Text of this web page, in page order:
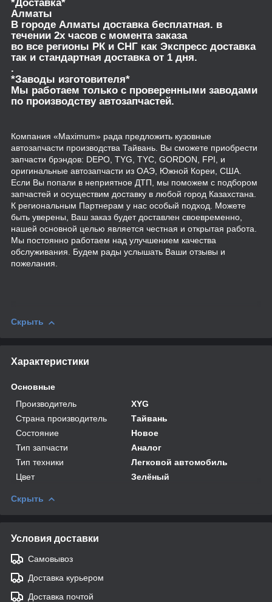
*Доставка*
Алматы
В городе Алматы доставка бесплатная. в
течении 2х часов с момента заказа
во все регионы РК и СНГ как Экспресс доставка
так и стандартная доставка от 1 дня.
.
*Заводы изготовителя*
Мы работаем только с проверенными заводами
по производству автозапчастей.
Компания «Maximum» рада предложить кузовные
автозапчасти производства Тайвань. Вы сможете приобрести
запчасти брэндов: DEPO, TYG, TYC, GORDON, FPI, и
оригинальные автозапчасти из ОАЭ, Южной Кореи, США.
Если Вы попали в неприятное ДТП, мы поможем с подбором
запчастей и осуществим доставку в любой город Казахстана.
К региональным Партнерам у нас особый подход. Можете
быть уверены, Ваш заказ будет доставлен своевременно,
нашей основной целью является честная и открытая работа.
Мы постоянно работаем над улучшением качества
обслуживания. Будем рады услышать Ваши отзывы и
пожелания.
Скрыть
Характеристики
Основные
Производитель
XYG
Страна производитель
Тайвань
Состояние
Новое
Тип запчасти
Аналог
Тип техники
Легковой автомобиль
Цвет
Зелёный
Скрыть
Условия доставки
Самовывоз
Доставка курьером
Доставка почтой